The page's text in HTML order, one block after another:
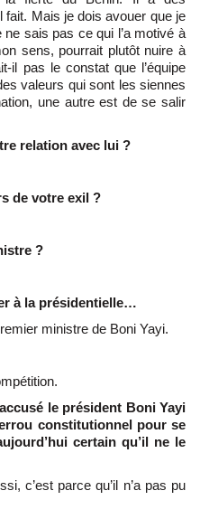
fait. Mais je dois avouer que je
sais pas ce qui l’a motivé à
sens, pourrait plutôt nuire à
il pas le constat que l’équipe
valeurs qui sont les siennes
une autre est de se salir
relation avec lui ?
de votre exil ?
?
à la présidentielle…
ministre de Boni Yayi.
le président Boni Yayi
constitutionnel pour se
certain qu’il ne le
c’est parce qu’il n’a pas pu